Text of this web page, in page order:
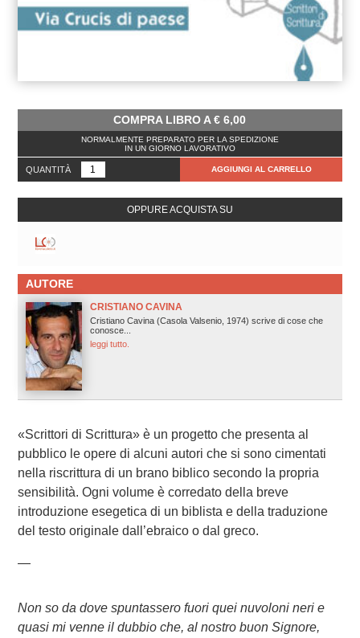
COMPRA LIBRO A€ 6,00
NORMALMENTE PREPARATO PER LA SPEDIZIONE
IN UN GIORNO LAVORATIVO
QUANTITÀ AGGIUNGI AL CARRELLO
OPPURE ACQUISTA SU
AUTORE
CRISTIANO CAVINA
Cristiano Cavina (Casola Valsenio, 1974) scrive di cose che
conosce...
leggi tutto.
«Scrittori di Scrittura» è un progetto che presenta al
pubblico le opere di alcuni autori che si sono cimentati
nella riscrittura di un brano biblico secondo la propria
sensibilità. Ogni volume è corredato della breve
introduzione esegetica di un biblista e della traduzione
del testo originale dall’ebraico o dal greco.
—
Non so da dove spuntassero fuori quei nuvoloni neri e
quasi mi venne il dubbio che, al nostro buon Signore,